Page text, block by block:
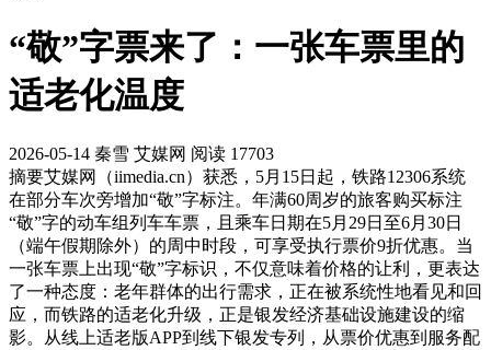
“敬”字票来了：一张车票里的
适老化温度
2026-05-14 秦雪 艾媒网 阅读 17703
摘要艾媒网（iimedia.cn）获悉，5月15日起，铁路12306系统
在部分车次旁增加“敬”字标注。年满60周岁的旅客购买标注
“敬”字的动车组列车车票，且乘车日期在5月29日至6月30日
（端午假期除外）的周中时段，可享受执行票价9折优惠。当
一张车票上出现“敬”字标识，不仅意味着价格的让利，更表达
了一种态度：老年群体的出行需求，正在被系统性地看见和回
应，而铁路的适老化升级，正是银发经济基础设施建设的缩
影。从线上适老版APP到线下银发专列，从票价优惠到服务配